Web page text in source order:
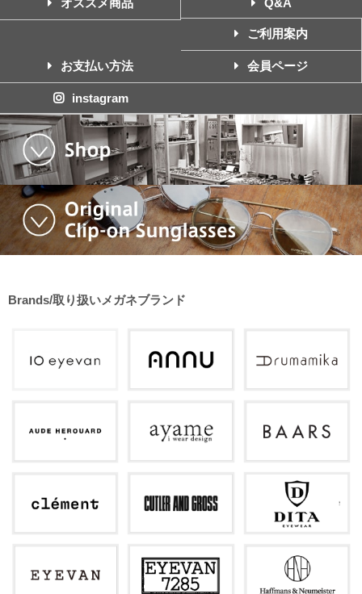
オススメ商品 Q&A
ご利用案内
お支払い方法 会員ページ
instagram
Brands/取り扱いメガネブランド